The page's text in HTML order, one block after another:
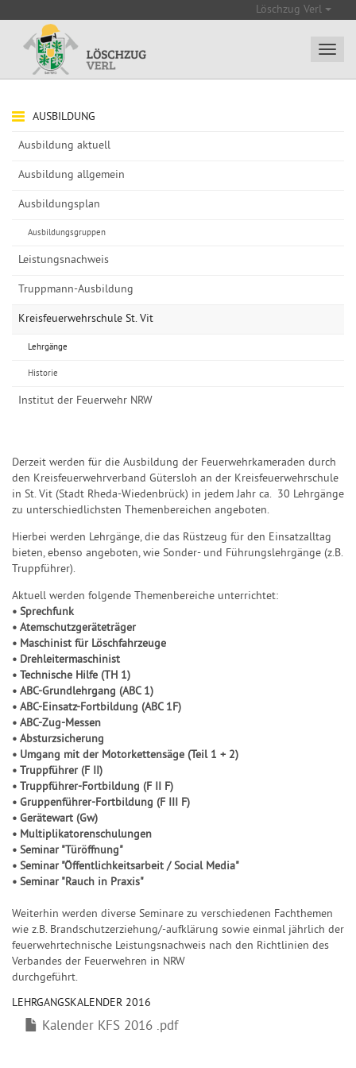
Löschzug Verl
AUSBILDUNG
Ausbildung aktuell
Ausbildung allgemein
Ausbildungsplan
Ausbildungsgruppen
Leistungsnachweis
Truppmann-Ausbildung
Kreisfeuerwehrschule St. Vit
Lehrgänge
Historie
Institut der Feuerwehr NRW
Derzeit werden für die Ausbildung der Feuerwehrkameraden durch
den Kreisfeuerwehrverband Gütersloh an der Kreisfeuerwehrschule
in St. Vit (Stadt Rheda-Wiedenbrück) in jedem Jahr ca. 30 Lehrgänge
zu unterschiedlichsten Themenbereichen angeboten.
Hierbei werden Lehrgänge, die das Rüstzeug für den Einsatzalltag
bieten, ebenso angeboten, wie Sonder- und Führungslehrgänge (z.B.
Truppführer).
Aktuell werden folgende Themenbereiche unterrichtet:
• Sprechfunk
• Atemschutzgeräteträger
• Maschinist für Löschfahrzeuge
• Drehleitermaschinist
• Technische Hilfe (TH 1)
• ABC-Grundlehrgang (ABC 1)
• ABC-Einsatz-Fortbildung (ABC 1F)
• ABC-Zug-Messen
• Absturzsicherung
• Umgang mit der Motorkettensäge (Teil 1 + 2)
• Truppführer (F II)
• Truppführer-Fortbildung (F II F)
• Gruppenführer-Fortbildung (F III F)
• Gerätewart (Gw)
• Multiplikatorenschulungen
• Seminar "Türöffnung"
• Seminar "Öffentlichkeitsarbeit / Social Media"
• Seminar "Rauch in Praxis"
Weiterhin werden diverse Seminare zu verschiedenen Fachthemen
wie z.B. Brandschutzerziehung/-aufklärung sowie einmal jährlich der
feuerwehrtechnische Leistungsnachweis nach den Richtlinien des
Verbandes der Feuerwehren in NRW
durchgeführt.
LEHRGANGSKALENDER 2016
Kalender KFS 2016 .pdf